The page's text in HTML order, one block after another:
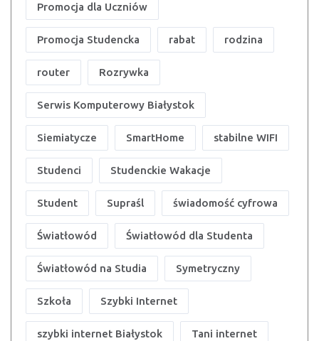
Promocja dla Uczniów
Promocja Studencka rabat rodzina
router Rozrywka
Serwis Komputerowy Białystok
Siemiatycze SmartHome stabilne WIFI
Studenci Studenckie Wakacje
Student Supraśl świadomość cyfrowa
Światłowód Światłowód dla Studenta
Światłowód na Studia Symetryczny
Szkoła Szybki Internet
szybki internet Białystok Tani internet